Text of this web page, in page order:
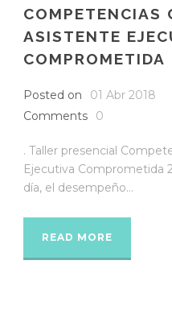
COMPETENCIAS
ASISTENTE
COMPROMETIDA
Posted on
01 Abr 2018
Comments
0
. Taller presencial
Ejecutiva Comprometida
día, el desempeño...
READ MORE